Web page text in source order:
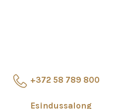
+372 58 789 800
Esindussalong